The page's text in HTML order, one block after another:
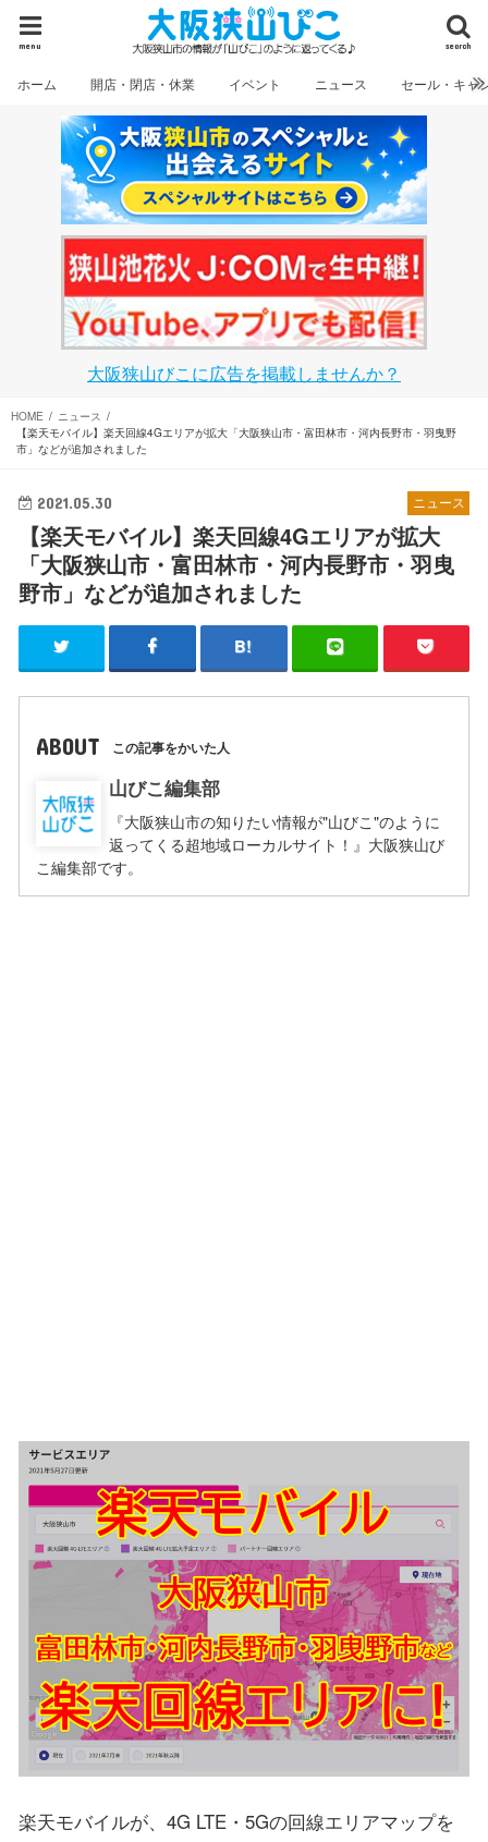
search
menu
ホーム 開店・閉店・休業 イベント ニュース セール・キャ
大阪狭山びこに広告を掲載しませんか？
HOME
ニュース
【楽天モバイル】楽天回線4Gエリアが拡大「大阪狭山市・富田林市・河内長野市・羽曳野
市」などが追加されました
ニュース
2021.05.30
【楽天モバイル】楽天回線4Gエリアが拡大
「大阪狭山市・富田林市・河内長野市・羽曳
野市」などが追加されました
ABOUT この記事をかいた人
山びこ編集部
『大阪狭山市の知りたい情報が"山びこ"のように
返ってくる超地域ローカルサイト！』大阪狭山び
こ編集部です。
楽天モバイルが、4G LTE・5Gの回線エリアマップを